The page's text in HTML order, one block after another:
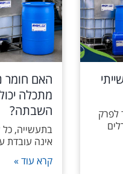
לפרק
האם חומר
מתכלה
השבתה?
בתעשייה,
אינה עובדת
קרא עוד »